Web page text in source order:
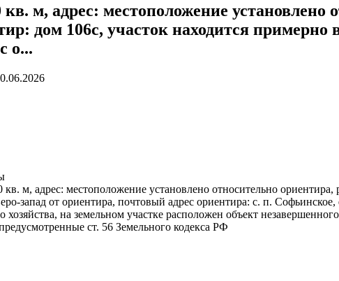
м, адрес: местоположение установлено
дом 106с, участок находится
о...
м, адрес: местоположение установлено относительно
запад от ориентира, почтовый адрес ориентира: с. п.
на земельном участке расположен объект
ст. 56 Земельного кодекса РФ